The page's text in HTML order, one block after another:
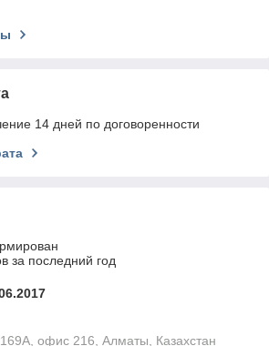
14 дней по договоренности
за последний год
офис 216, Алматы, Казахстан